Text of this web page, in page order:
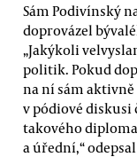
Sám Podivínský
doprovázel
„Jakýkoli
politik. Pokud
na ní sám
v pódiové
takového
a úřední,“